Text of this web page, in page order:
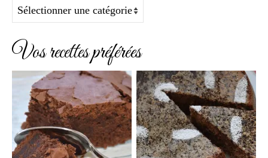
Catégories
Vos recettes préférées